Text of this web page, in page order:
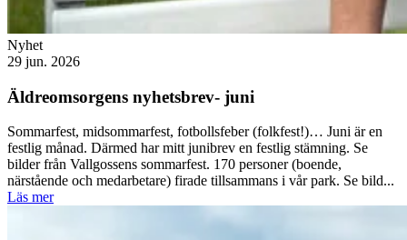
Nyhet
29 jun. 2026
Äldreomsorgens nyhetsbrev- juni
Sommarfest, midsommarfest, fotbollsfeber (folkfest!)… Juni är en
festlig månad. Därmed har mitt junibrev en festlig stämning. Se
bilder från Vallgossens sommarfest. 170 personer (boende,
närstående och medarbetare) firade tillsammans i vår park. Se bild...
Läs mer